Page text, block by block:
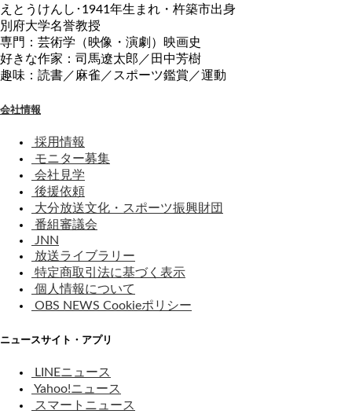
えとうけんし･1941年生まれ・杵築市出身
別府大学名誉教授
専門：芸術学（映像・演劇）映画史
好きな作家：司馬遼太郎／田中芳樹
趣味：読書／麻雀／スポーツ鑑賞／運動
会社情報
採用情報
モニター募集
会社見学
後援依頼
大分放送文化・スポーツ振興財団
番組審議会
JNN
放送ライブラリー
特定商取引法に基づく表示
個人情報について
OBS NEWS Cookieポリシー
ニュースサイト・アプリ
LINEニュース
Yahoo!ニュース
スマートニュース